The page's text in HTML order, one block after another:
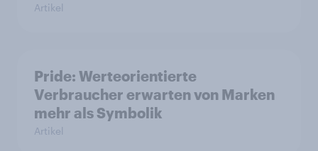
Artikel
Pride: Werteorientierte
Verbraucher erwarten von Marken
mehr als Symbolik
Artikel